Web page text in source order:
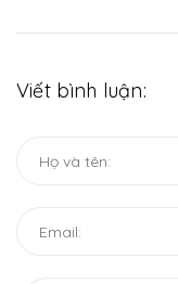
Viết bình luận: